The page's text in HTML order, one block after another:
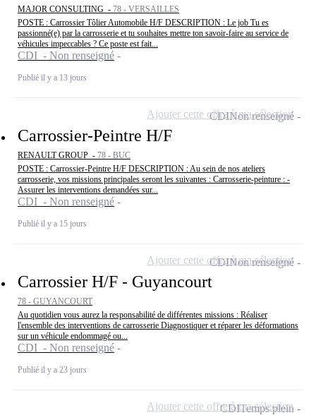
MAJOR CONSULTING - 78 - VERSAILLES
POSTE : Carrossier Tôlier Automobile H/F DESCRIPTION : Le job Tu es
passionné(e) par la carrosserie et tu souhaites mettre ton savoir-faire au service de
véhicules impeccables ? Ce poste est fait...
CDI - Non renseigné
Publié il y a 13 jours
Carrossier-Peintre H/F
RENAULT GROUP - 78 - BUC
POSTE : Carrossier-Peintre H/F DESCRIPTION : Au sein de nos ateliers
carrosserie, vos missions principales seront les suivantes : Carrosserie-peinture : -
Assurer les interventions demandées sur...
CDI - Non renseigné
Publié il y a 15 jours
CDINon renseigné
Ajouter cette offre à ma sélection
Carrossier H/F - Guyancourt
78 - GUYANCOURT
Au quotidien vous aurez la responsabilité de différentes missions : Réaliser
l'ensemble des interventions de carrosserie Diagnostiquer et réparer les déformations
sur un véhicule endommagé ou...
CDI - Non renseigné
Publié il y a 23 jours
CDINon renseigné
Ajouter cette offre à ma sélection
CDITemps plein
Ajouter cette offre à ma sélection